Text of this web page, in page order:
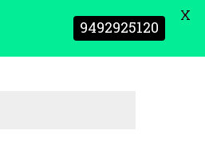
9492925120 X